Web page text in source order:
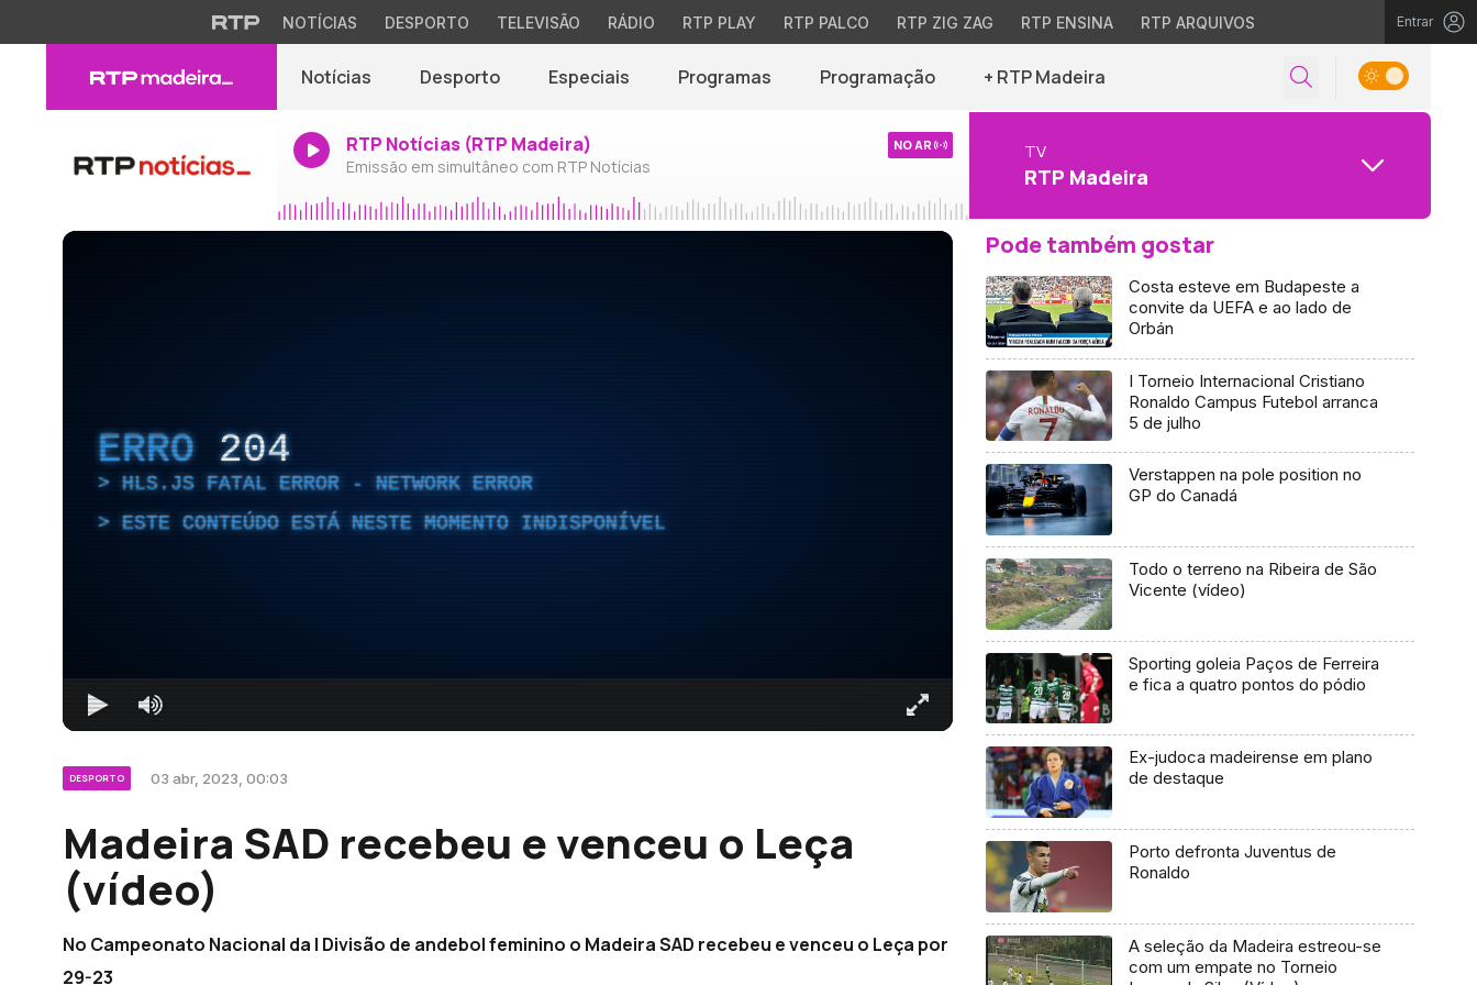
NOTÍCIAS DESPORTO TELEVISÃO RÁDIO RTP PLAY RTP PALCO RTP ZIG ZAG RTP ENSINA RTP ARQUIVOS Entrar
Notícias Desporto Especiais Programas Programação + RTP Madeira
RTP Notícias (RTP Madeira)
Emissão em simultâneo com RTP Notícias
NO AR TV
RTP Madeira
ERRO 204
HLS.JS FATAL ERROR - NETWORK ERROR
ESTE CONTEÚDO ESTÁ NESTE MOMENTO INDISPONÍVEL
DESPORTO 03 abr, 2023, 00:03
Madeira SAD recebeu e venceu o Leça
(vídeo)
No Campeonato Nacional da I Divisão de andebol feminino o Madeira SAD recebeu e venceu o Leça por
29-23
Pode também gostar
Costa esteve em Budapeste a
convite da UEFA e ao lado de
Orbán
I Torneio Internacional Cristiano
Ronaldo Campus Futebol arranca
5 de julho
Verstappen na pole position no
GP do Canadá
Todo o terreno na Ribeira de São
Vicente (vídeo)
Sporting goleia Paços de Ferreira
e fica a quatro pontos do pódio
Ex-judoca madeirense em plano
de destaque
Porto defronta Juventus de
Ronaldo
A seleção da Madeira estreou-se
com um empate no Torneio